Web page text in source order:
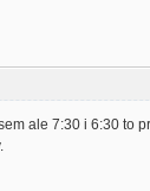
ale 7:30 i 6:30 to